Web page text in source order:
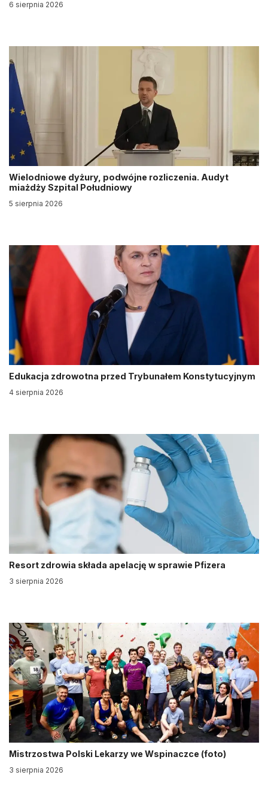
6 sierpnia 2026
Wielodniowe dyżury, podwójne rozliczenia. Audyt
miażdży Szpital Południowy
5 sierpnia 2026
Edukacja zdrowotna przed Trybunałem Konstytucyjnym
4 sierpnia 2026
Resort zdrowia składa apelację w sprawie Pfizera
3 sierpnia 2026
Mistrzostwa Polski Lekarzy we Wspinaczce (foto)
3 sierpnia 2026